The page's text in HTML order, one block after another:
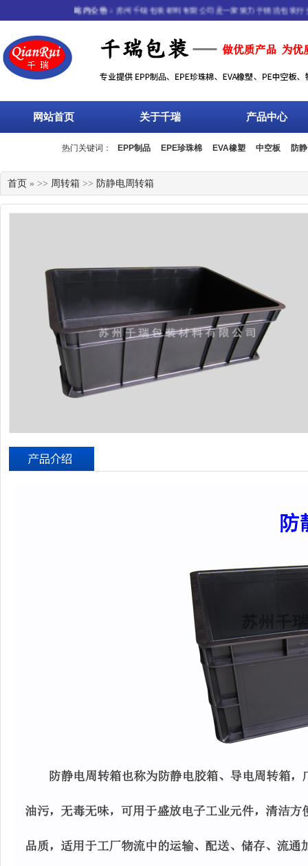
站内公告：苏州千瑞包装材料有限公司是一家致力于物流包装行业
网站首页 关于千瑞 产品中心
热门关键词： EPP制品 EPE珍珠棉 EVA橡塑 中空板 防
流箱 周转箱 塑料托盘
首页 » >> 周转箱 >> 防静电周转箱